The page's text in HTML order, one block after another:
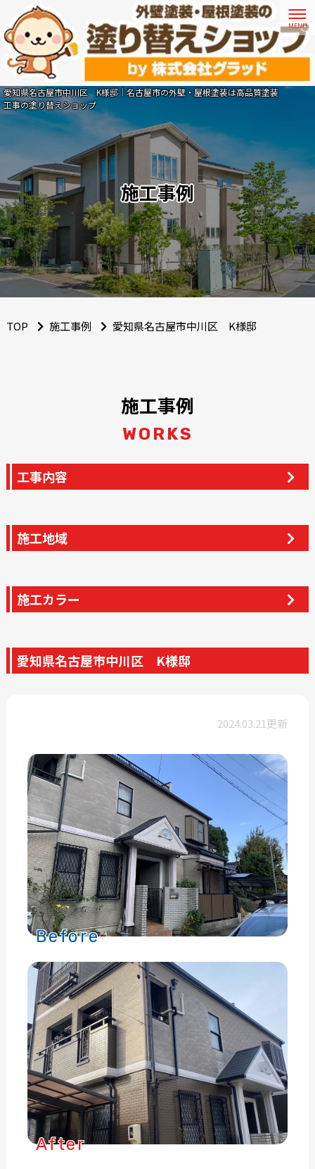
愛知県名古屋市中川区 K様邸｜名古屋市の外壁・屋根塗装は高品質塗装
工事の塗り替えショップ
施工事例
TOP 施工事例 愛知県名古屋市中川区 K様邸
施工事例
WORKS
工事内容
施工地域
施工カラー
愛知県名古屋市中川区 K様邸
2024.03.21更新
Before
After